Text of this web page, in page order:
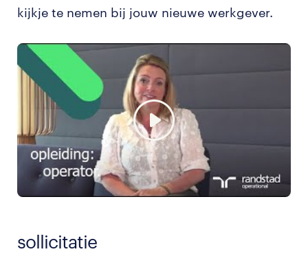
kijkje te nemen bij jouw nieuwe werkgever.
sollicitatie